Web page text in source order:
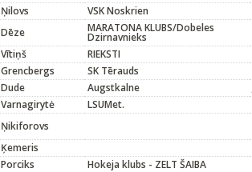
Ņilovs VSK Noskrien
Dēze MARATONA KLUBS/Dobeles
Dzirnavnieks
Vītiņš RIEKSTI
Grencbergs SK Tērauds
Dude Augstkalne
Varnagirytė LSUMet.
Ņikiforovs
Ķemeris
Porciks Hokeja klubs - ZELT ŠAIBA